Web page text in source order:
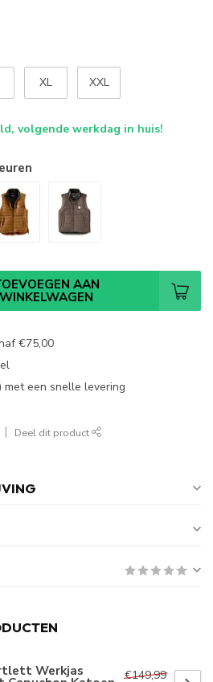
XL XXL
volgende werkdag in huis!
AAN
WINKELWAGEN
€75,00
een snelle levering
Deel dit product
Werkjas €149,99